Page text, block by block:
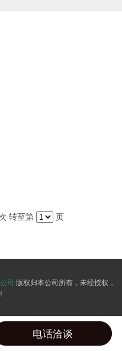
转至第 页
司 版权归本公司所有，未经授权，
电话洽谈